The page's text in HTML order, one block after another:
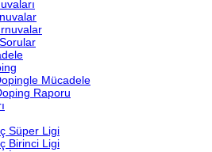
Mücadele
Raporu
Süper Ligi
Birinci Ligi